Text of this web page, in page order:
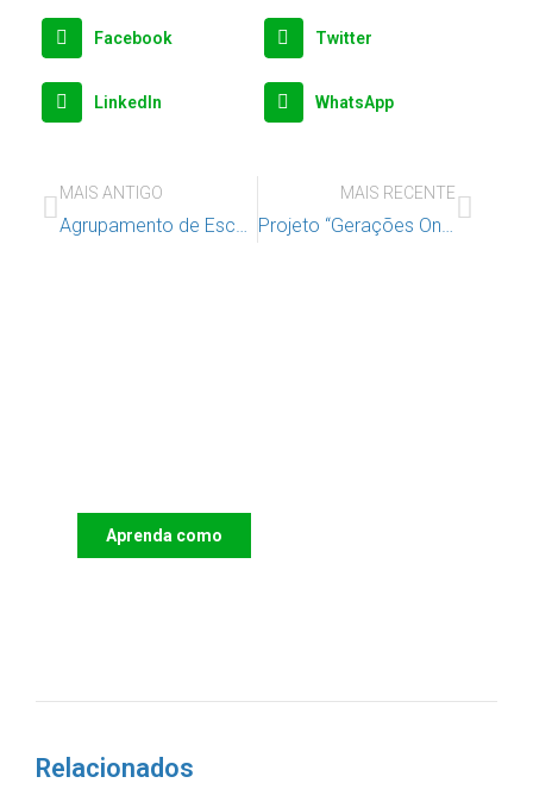
Facebook Twitter
LinkedIn WhatsApp
MAIS ANTIGO MAIS RECENTE
Aprenda como
Relacionados